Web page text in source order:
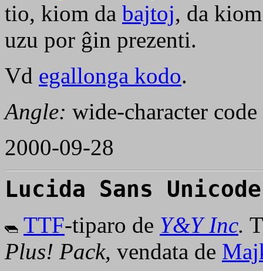
tio, kiom da bajtoj, da
uzu por ĝin prezenti.
Vd egallonga kodo.
Angle: wide-character code
2000-09-28
Lucida Sans Unicode
TTF-tiparo de Y&Y Inc.
Plus! Pack, vendata de